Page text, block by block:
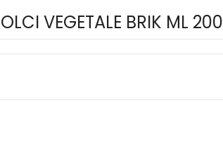
VEGETALE BRIK ML 200